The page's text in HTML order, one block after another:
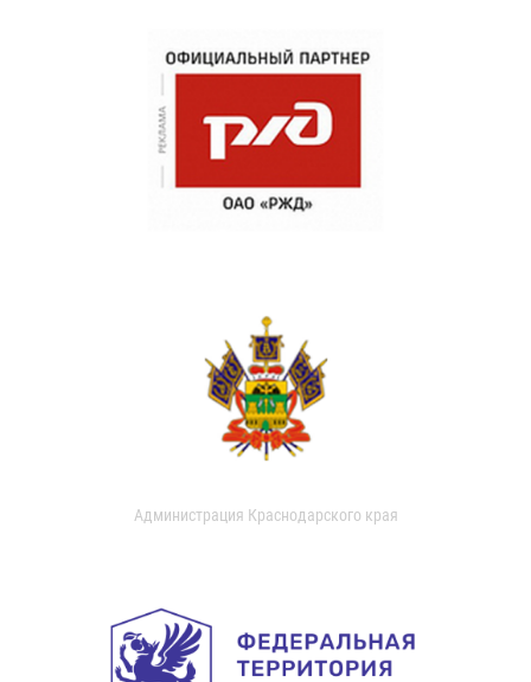
Администрация Краснодарского края